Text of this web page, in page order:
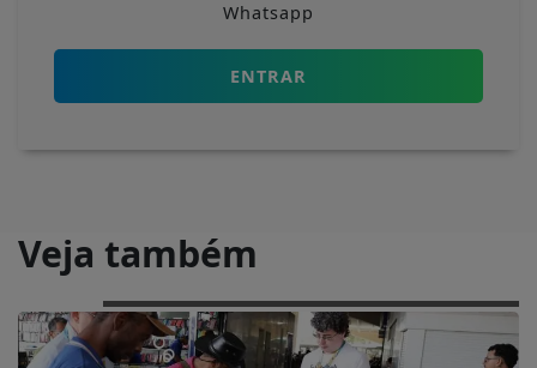
Whatsapp
ENTRAR
Veja também